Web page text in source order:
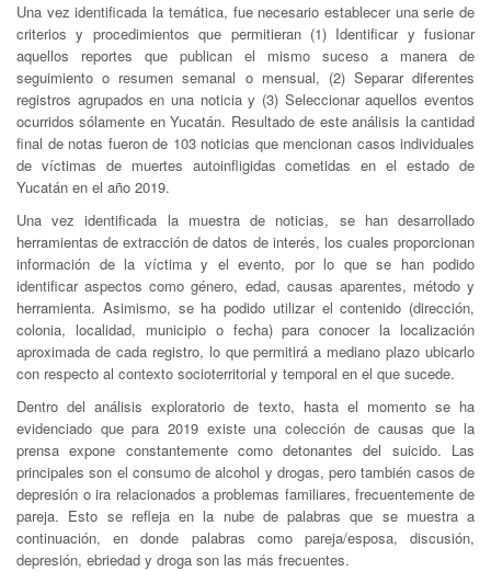
Una vez identificada la temática, fue necesario establecer una serie de
criterios y procedimientos que permitieran (1) Identificar y fusionar
aquellos reportes que publican el mismo suceso a manera de
seguimiento o resumen semanal o mensual, (2) Separar diferentes
registros agrupados en una noticia y (3) Seleccionar aquellos eventos
ocurridos sólamente en Yucatán. Resultado de este análisis la cantidad
final de notas fueron de 103 noticias que mencionan casos individuales
de víctimas de muertes autoinfligidas cometidas en el estado de
Yucatán en el año 2019.
Una vez identificada la muestra de noticias, se han desarrollado
herramientas de extracción de datos de interés, los cuales proporcionan
información de la víctima y el evento, por lo que se han podido
identificar aspectos como género, edad, causas aparentes, método y
herramienta. Asimismo, se ha podido utilizar el contenido (dirección,
colonia, localidad, municipio o fecha) para conocer la localización
aproximada de cada registro, lo que permitirá a mediano plazo ubicarlo
con respecto al contexto socioterritorial y temporal en el que sucede.
Dentro del análisis exploratorio de texto, hasta el momento se ha
evidenciado que para 2019 existe una colección de causas que la
prensa expone constantemente como detonantes del suicido. Las
principales son el consumo de alcohol y drogas, pero también casos de
depresión o ira relacionados a problemas familiares, frecuentemente de
pareja. Esto se refleja en la nube de palabras que se muestra a
continuación, en donde palabras como pareja/esposa, discusión,
depresión, ebriedad y droga son las más frecuentes.